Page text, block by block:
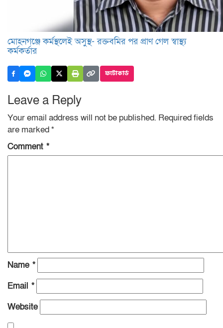
মোহনগঞ্জে কর্মস্থলেই অসুস্থ- রক্তবমির পর প্রাণ গেল স্বাস্থ্য
কর্মকর্তার
ফটোকার্ড
Leave a Reply
Your email address will not be published. Required fields
are marked*
Comment *
Name *
Email *
Website